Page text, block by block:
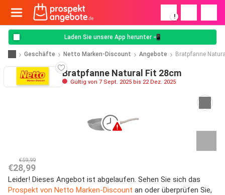
!
Laden Sie unsere App herunter 📲
Geschäfte Netto Marken-Discount Angebote Bratpfanne
Bratpfanne Natural Fit 28cm
Gültig von 7 Sept. 2025 bis 22 Dez. 2025
€59,99
€28,99
Leider! Dieses Angebot ist abgelaufen. Sehen Sie sich das
Prospekt von Netto Marken-Discount an oder überprüfen Sie,